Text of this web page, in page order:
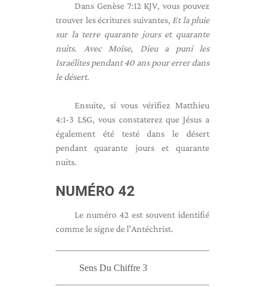
Dans Genèse 7:12 KJV, vous pouvez
trouver les écritures suivantes, Et la pluie
sur la terre quarante jours et quarante
nuits. Avec Moïse, Dieu a puni les
Israélites pendant 40 ans pour errer dans
le désert.
Ensuite, si vous vérifiez Matthieu
4:1-3 LSG, vous constaterez que Jésus a
également été testé dans le désert
pendant quarante jours et quarante
nuits.
NUMÉRO 42
Le numéro 42 est souvent identifié
comme le signe de l'Antéchrist.
Sens Du Chiffre 3